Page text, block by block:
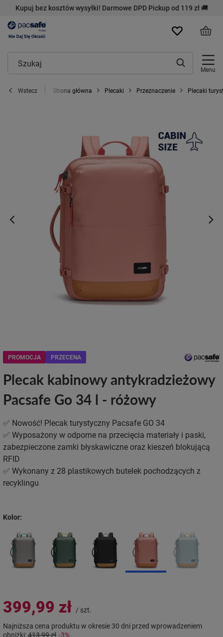
Kupuj bez kosztów wysyłki! Darmowe DPD Pickup od 119 zł 🚚
Menu
Wstecz Strona główna Plecaki Przeznaczenie Plecaki
PROMOCJA PRZECENA
Plecak kabinowy antykradzieżowy
Pacsafe Go 34 l - różowy
✅ Nowość! Plecak turystyczny Pacsafe GO 34
✅ Wyposażony w odporne na przecięcia materiały i paski,
zabezpieczone zamki błyskawiczne oraz kieszeń blokującą
RFID
✅ Wykonany z 28 plastikowych butelek pochodzących z
recyklingu
Kolor
399,99 zł / szt.
Najniższa cena produktu w okresie 30 dni przed wprowadzeniem
obniżki:413,99 zł -3%